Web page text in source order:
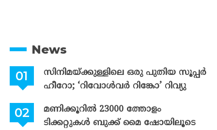
News
സിനിമയ്ക്കുള്ളിലെ ഒരു പുതിയ സൂപ്പർ
ഹീറോ; ‘റിവോൾവർ റിങ്കോ’ റിവ്യു
മണിക്കൂറിൽ 23000 ത്തോളം
ടിക്കറ്റുകൾ ബുക്ക് മൈ ഷോയിലൂടെ